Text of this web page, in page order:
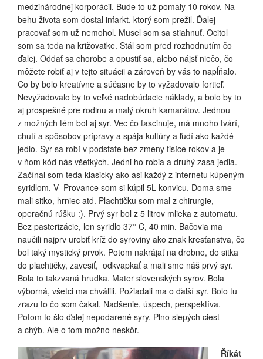
medzinárodnej korporácii. Bude to už pomaly 10 rokov. Na
behu života som dostal infarkt, ktorý som prežil. Ďalej
pracovať som už nemohol. Musel som sa stiahnuť. Ocitol
som sa teda na križovatke. Stál som pred rozhodnutím čo
ďalej. Oddať sa chorobe a opustiť sa, alebo nájsť niečo, čo
môžete robiť aj v tejto situácii a zároveň by vás to napĺňalo.
Čo by bolo kreatívne a súčasne by to vyžadovalo fortieľ.
Nevyžadovalo by to veľké nadobúdacie náklady, a bolo by to
aj prospešné pre rodinu a malý okruh kamarátov. Jednou
z možných tém bol aj syr. Vec čo fascinuje, má mnoho tvárí,
chutí a spôsobov prípravy a spája kultúry a ľudí ako každé
jedlo. Syr sa robí v podstate bez zmeny tisíce rokov a je
v ňom kód nás všetkých. Jedni ho robia a druhý zasa jedia.
Začínal som teda klasicky ako asi každý z internetu kúpeným
syridlom. V Provance som si kúpil 5L konvicu. Doma sme
mali sitko, hrniec atd. Plachtičku som mal z chirurgie,
operačnú rúšku :). Prvý syr bol z 5 litrov mlieka z automatu.
Bez pasterizácie, len syridlo 37° C, 40 min. Bačovia ma
naučili najprv urobiť kríž do syroviny ako znak kresťanstva, čo
bol taký mystický prvok. Potom nakrájať na drobno, do sitka
do plachtičky, zavesiť, odkvapkať a mali sme náš prvý syr.
Bola to takzvaná hrudka. Mater slovenských syrov. Bola
výborná, všetci ma chválili. Požiadali ma o ďalší syr. Bolo tu
zrazu to čo som čakal. Nadšenie, úspech, perspektíva.
Potom to šlo ďalej nepodarené syry. Plno slepých ciest
a chýb. Ale o tom možno neskôr.
Říkát